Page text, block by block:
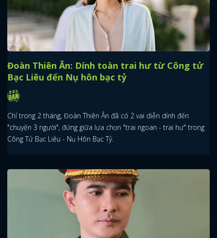
Đoàn Thiên Ân: Dính toàn trai hư từ Công tử
Bạc Liêu đến Nụ hôn bạc tỷ
Chỉ trong 2 tháng, Đoàn Thiên Ân đã có 2 vai diễn dính đến
"chuyện 3 người", đứng giữa lựa chọn "trai ngoan - trai hư" trong
Công Tử Bạc Liêu - Nụ Hôn Bạc Tỷ.